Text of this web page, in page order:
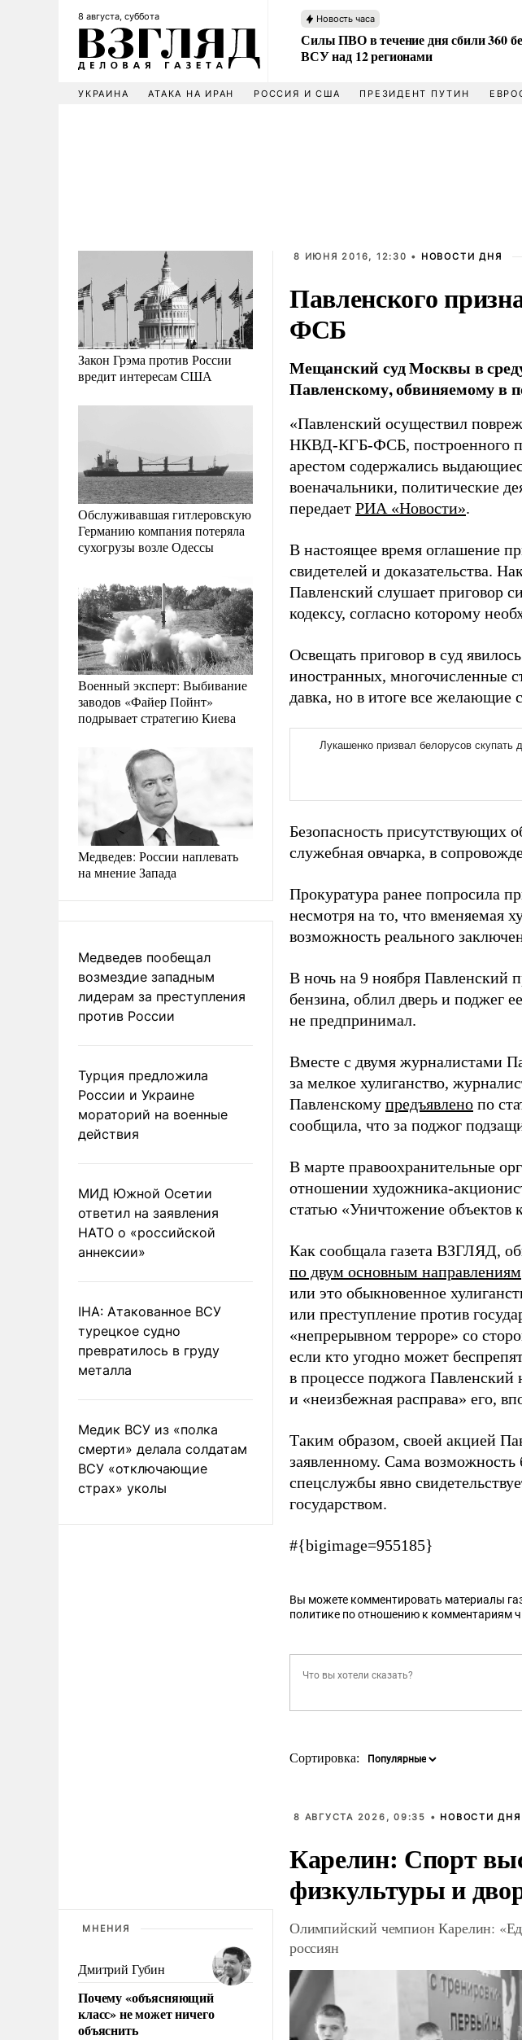
8 августа, суббота Новость часа
Силы ПВО в течение дня сбили 360
ВСУ над 12 регионами
УКРАИНА АТАКА НА ИРАН РОССИЯ И США ПРЕЗИДЕНТ ПУТИН
Закон Грэма против России
вредит интересам США
Обслуживавшая гитлеровскую
Германию компания потеряла
сухогрузы возле Одессы
Военный эксперт: Выбивание
заводов «Файер Пойнт»
подрывает стратегию Киева
Медведев: России наплевать
на мнение Запада
Медведев пообещал
возмездие западным
лидерам за преступления
против России
Турция предложила
России и Украине
мораторий на военные
действия
МИД Южной Осетии
ответил на заявления
НАТО о «российской
аннексии»
IHA: Атакованное ВСУ
турецкое судно
превратилось в груду
металла
Медик ВСУ из «полка
смерти» делала солдатам
ВСУ «отключающие
страх» уколы
МНЕНИЯ
Дмитрий Губин
Почему «объясняющий
класс» не может ничего
объяснить
8 ИЮНЯ 2016, 12:30 • НОВОСТИ ДНЯ
Павленского
ФСБ
Мещанский суд Москвы в
Павленскому, обвиняемому в
«Павленский осуществил
НКВД-КГБ-ФСБ, построенного
арестом содержались
военачальники, политические
передает РИА «Новости».
В настоящее время оглашение
свидетелей и доказательства.
Павленский слушает приговор
кодексу, согласно которому
Освещать приговор в суд
иностранных, многочисленные
давка, но в итоге все желающие
Безопасность присутствующих
служебная овчарка, в
Прокуратура ранее попросила
несмотря на то, что вменяемая
возможность реального
В ночь на 9 ноября Павленский
бензина, облил дверь и поджег
не предпринимал.
Вместе с двумя журналистами
за мелкое хулиганство,
Павленскому предъявлено по
сообщила, что за поджог
В марте правоохранительные
отношении художника-
статью «Уничтожение объектов
Как сообщала газета ВЗГЛЯД,
по двум основным направлениям
или это обыкновенное
или преступление против
«непрерывном терроре» со
если кто угодно может
в процессе поджога Павленский
и «неизбежная расправа» его,
Таким образом, своей акцией
заявленному. Сама возможность
спецслужбы явно
государством.
#{bigimage=955185}
Вы можете комментировать материалы
политике по отношению к комментариям
Сортировка:
8 АВГУСТА 2026, 09:35 • НОВОСТИ ДНЯ
Карелин: Спорт
физкультуры и
Олимпийский чемпион Карелин:
россиян